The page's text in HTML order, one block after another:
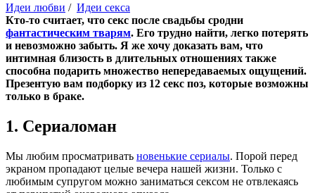
Идеи любви / Идеи секса
Кто-то считает, что секс после свадьбы сродни
фантастическим тварям. Его трудно найти, легко потерять
и невозможно забыть. Я же хочу доказать вам, что
интимная близость в длительных отношениях также
способна подарить множество непередаваемых ощущений.
Презентую вам подборку из 12 секс поз, которые возможны
только в браке.
1. Сериаломан
Мы любим просматривать новенькие сериалы. Порой перед
экраном пропадают целые вечера нашей жизни. Только с
любимым супругом можно заниматься сексом не отвлекаясь